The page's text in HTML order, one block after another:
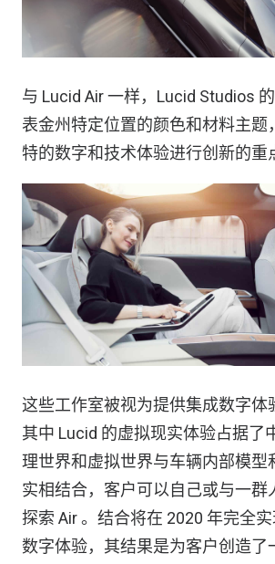
与 Lucid Air 一样，Lucid Studios
表金州特定位置的颜色和材料主题
特的数字和技术体验进行创新的重
这些工作室被视为提供集成数字体
其中 Lucid 的虚拟现实体验占据了
理世界和虚拟世界与车辆内部模型
实相结合，客户可以自己或与一群
探索 Air 。结合将在 2020 年完全
数字体验，其结果是为客户创造了